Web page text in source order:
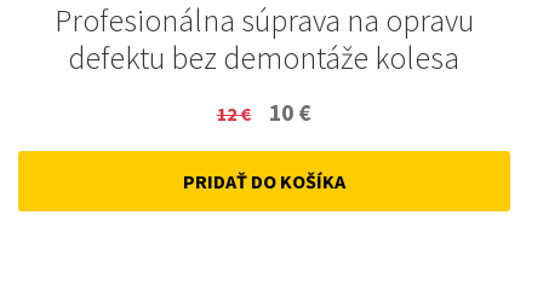
Profesionálna súprava na opravu
defektu bez demontáže kolesa
12€
Original
price
was:
10 €
price
is:
PRIDAŤ DO KOŠÍKA